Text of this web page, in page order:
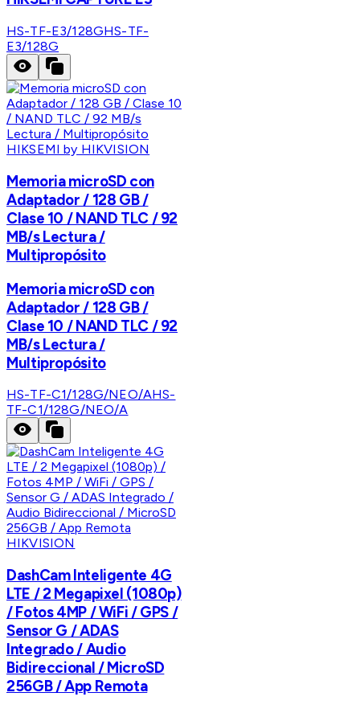
HS-TF-E3/128GHS-TF-
E3/128G
HIKSEMI by HIKVISION
Memoria microSD con
Adaptador / 128 GB /
Clase 10 / NAND TLC / 92
MB/s Lectura /
Multipropósito
Memoria microSD con
Adaptador / 128 GB /
Clase 10 / NAND TLC / 92
MB/s Lectura /
Multipropósito
HS-TF-C1/128G/NEO/AHS-
TF-C1/128G/NEO/A
HIKVISION
DashCam Inteligente 4G
LTE / 2 Megapixel (1080p)
/ Fotos 4MP / WiFi / GPS /
Sensor G / ADAS
Integrado / Audio
Bidireccional / MicroSD
256GB / App Remota